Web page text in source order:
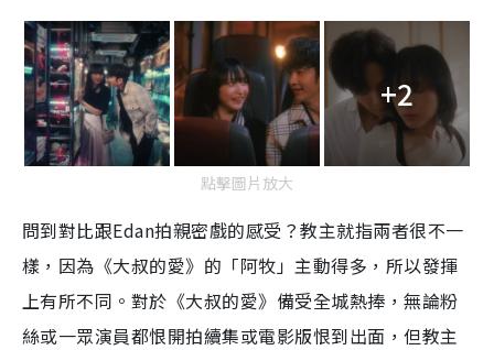
+2
點擊圖片放大
問到對比跟Edan拍親密戲的感受？教主就指兩者很不一
樣，因為《大叔的愛》的「阿牧」主動得多，所以發揮
上有所不同。對於《大叔的愛》備受全城熱捧，無論粉
絲或一眾演員都恨開拍續集或電影版恨到出面，但教主